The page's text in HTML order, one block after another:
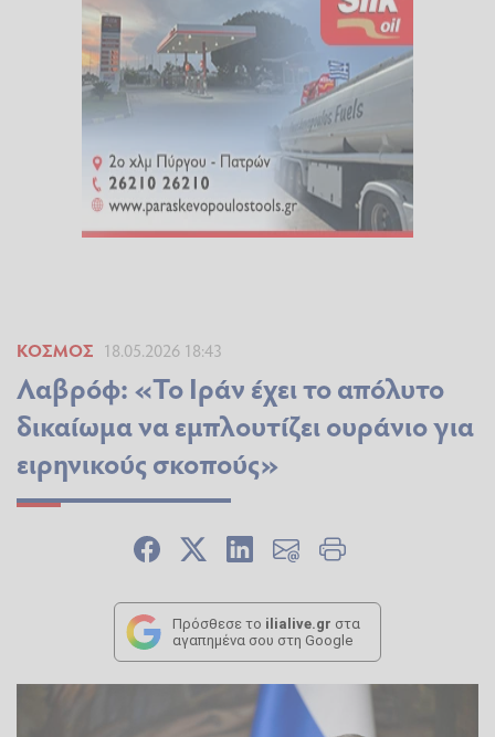
ΚΌΣΜΟΣ 18.05.2026 18:43
Λαβρόφ: «Το Ιράν έχει το απόλυτο
δικαίωμα να εμπλουτίζει ουράνιο για
ειρηνικούς σκοπούς»
Πρόσθεσε το ilialive.gr στα
αγαπημένα σου στη Google